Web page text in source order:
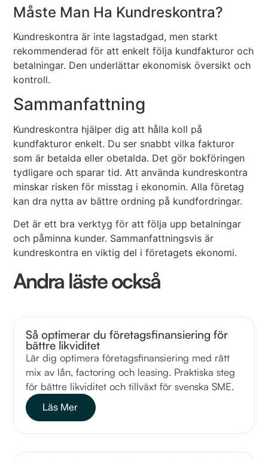
Måste Man Ha Kundreskontra?
Kundreskontra är inte lagstadgad, men starkt
rekommenderad för att enkelt följa kundfakturor och
betalningar. Den underlättar ekonomisk översikt och
kontroll.
Sammanfattning
Kundreskontra hjälper dig att hålla koll på
kundfakturor enkelt. Du ser snabbt vilka fakturor
som är betalda eller obetalda. Det gör bokföringen
tydligare och sparar tid. Att använda kundreskontra
minskar risken för misstag i ekonomin. Alla företag
kan dra nytta av bättre ordning på kundfordringar.
Det är ett bra verktyg för att följa upp betalningar
och påminna kunder. Sammanfattningsvis är
kundreskontra en viktig del i företagets ekonomi.
Andra läste också
Så optimerar du företagsfinansiering för
bättre likviditet
Lär dig optimera företagsfinansiering med rätt
mix av lån, factoring och leasing. Praktiska steg
för bättre likviditet och tillväxt för svenska SME.
Läs Mer